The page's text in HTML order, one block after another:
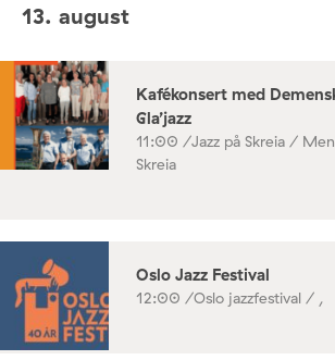
13. august
Kafékonsert med
Gla’jazz
11:00 /Jazz på Skreia /
Skreia
Oslo Jazz Festival
12:00 /Oslo jazzfestival / ,